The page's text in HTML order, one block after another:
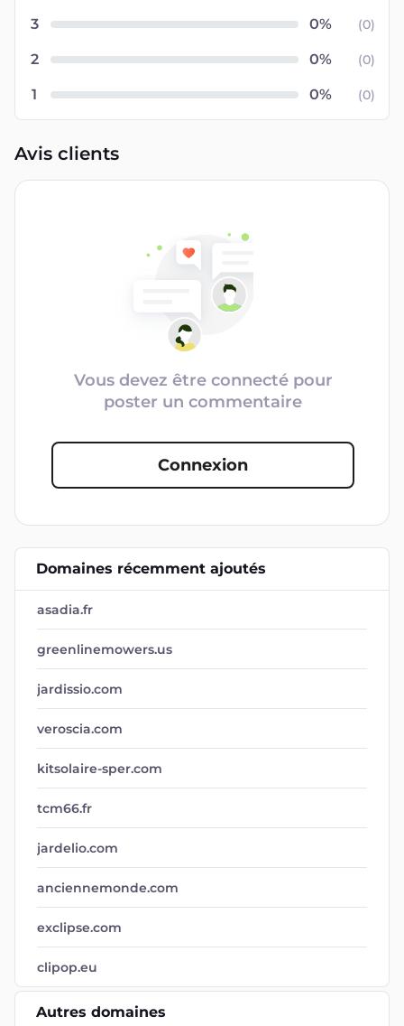
3 (0)
2 (0)
1 (0)
Avis clients
Vous devez être connecté pour
poster un commentaire
Connexion
Domaines récemment ajoutés
asadia.fr
greenlinemowers.us
jardissio.com
veroscia.com
kitsolaire-sper.com
tcm66.fr
jardelio.com
anciennemonde.com
exclipse.com
clipop.eu
Autres domaines